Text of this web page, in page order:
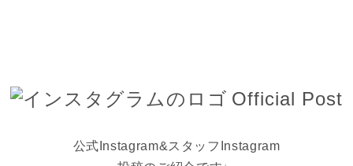
Official Post
公式Instagram&スタッフInstagram